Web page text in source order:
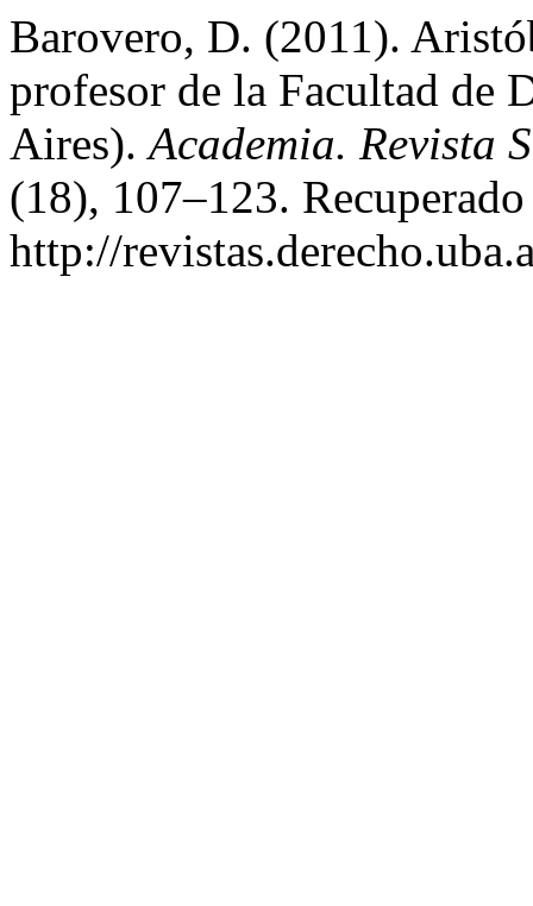
Barovero, D. (2011).
profesor de la Facultad de
Aires).Academia. Revista
(18), 107–123.
http://